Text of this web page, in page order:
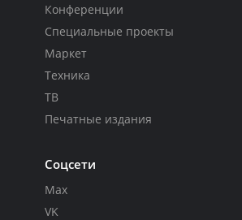
Конференции
Специальные проекты
Маркет
Техника
ТВ
Печатные издания
Соцсети
Max
VK